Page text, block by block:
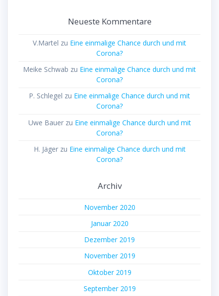
Neueste Kommentare
V.Martel zu Eine einmalige Chance durch und mit
Corona?
Meike Schwab zu Eine einmalige Chance durch und mit
Corona?
P. Schlegel zu Eine einmalige Chance durch und mit
Corona?
Uwe Bauerzu Eine einmalige Chance durch und mit
Corona?
H. Jägerzu Eine einmalige Chance durch und mit
Corona?
Archiv
November 2020
Januar 2020
Dezember 2019
November 2019
Oktober 2019
September 2019